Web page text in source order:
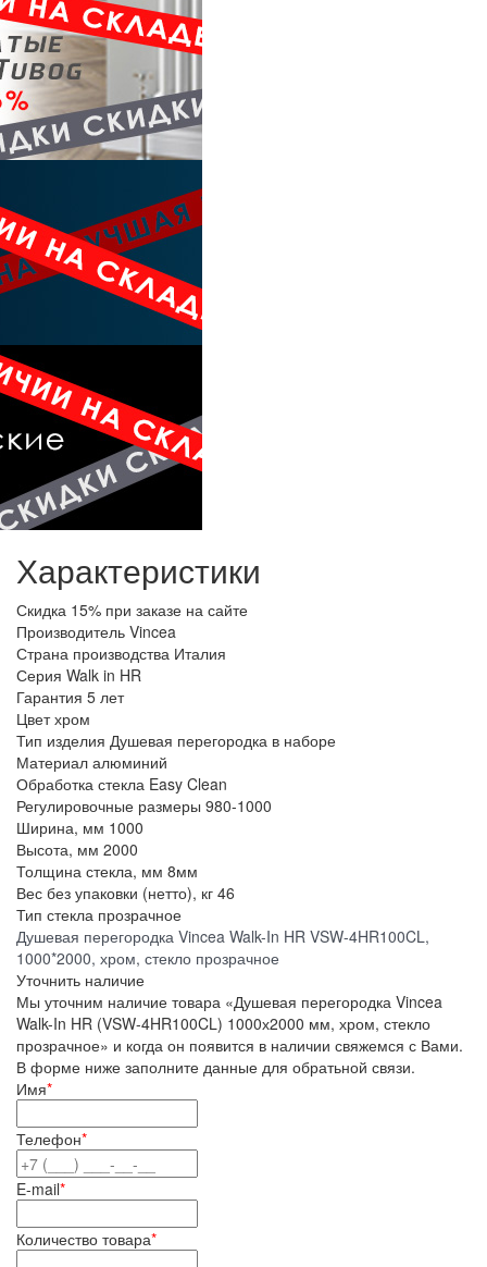
Характеристики
Скидка 15% при заказе на сайте
Производитель Vincea
Страна производства Италия
Серия Walk in HR
Гарантия 5 лет
Цвет хром
Тип изделия Душевая перегородка в наборе
Материал алюминий
Обработка стекла Easy Clean
Регулировочные размеры 980-1000
Ширина, мм 1000
Высота, мм 2000
Толщина стекла, мм 8мм
Вес без упаковки (нетто), кг 46
Тип стекла прозрачное
Душевая перегородка Vincea Walk-In HR VSW-4HR100CL,
1000*2000, хром, стекло прозрачное
Уточнить наличие
Мы уточним наличие товара «Душевая перегородка Vincea
Walk-In HR (VSW-4HR100CL) 1000х2000 мм, хром, стекло
прозрачное» и когда он появится в наличии свяжемся с Вами.
В форме ниже заполните данные для обратьной связи.
Имя*
Телефон*
E-mail*
Количество товара*